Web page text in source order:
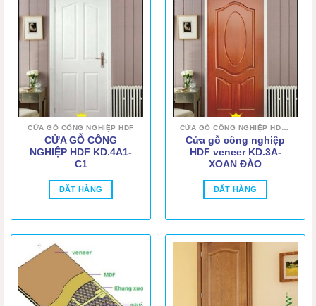
CỬA GỖ CÔNG NGHIỆP HDF
CỬA GỖ CÔNG
NGHIỆP HDF KD.4A1-
C1
ĐẶT HÀNG
CỬA GỖ CÔNG NGHIỆP HDF VENEER
Cửa gỗ công nghiệp
HDF veneer KD.3A-
XOAN ĐÀO
ĐẶT HÀNG